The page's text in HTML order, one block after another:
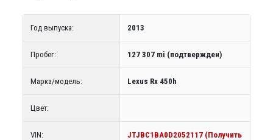
Год выпуска: 2013
Пробег: 127 307 mi (подтвержден)
Марка/модель: Lexus Rx 450h
Цвет:
VIN:
JTJBC1BA0D2052117 (Получить